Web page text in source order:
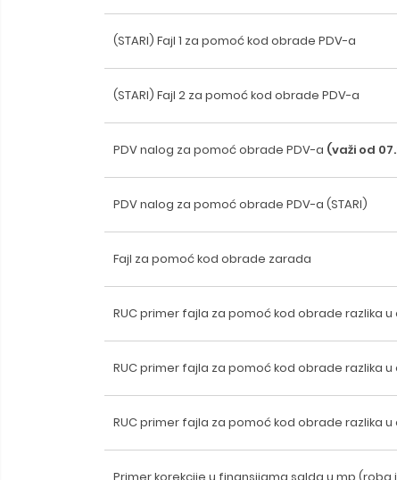
(STARI) Fajl 1 za pomoć kod obrade PDV-a
(STARI) Fajl 2 za pomoć kod obrade PDV-a
PDV nalog za pomoć obrade PDV-a (važi od
PDV nalog za pomoć obrade PDV-a (STARI)
Fajl za pomoć kod obrade zarada
RUC primer fajla za pomoć kod obrade razlika u
RUC primer fajla za pomoć kod obrade razlika
RUC primer fajla za pomoć kod obrade razlika